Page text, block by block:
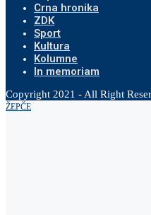
Crna hronika
ZDK
Sport
Kultura
Kolumne
In memoriam
Copyright 2021 - All Right
ŽEPČE